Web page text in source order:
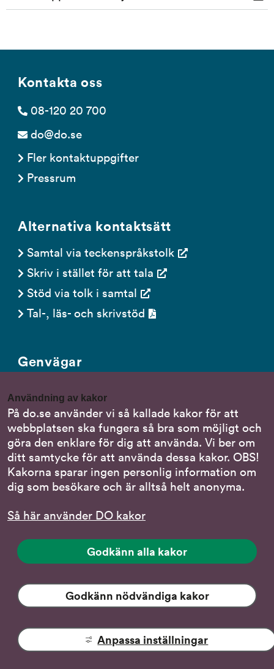
Användning av kakor
På do.se använder vi så kallade kakor för att
webbplatsen ska fungera så bra som möjligt och
göra den enklare för dig att använda. Vi ber om
ditt samtycke för att använda dessa kakor. OBS!
Kakorna sparar ingen personlig information om
dig som besökare och är alltså helt anonyma.
Så här använder DO kakor
Godkänn alla kakor
Godkänn nödvändiga kakor
Anpassa inställningar
ut
Kontakta oss
08-120 20 700
do@do.se
Fler kontaktuppgifter
Pressrum
Alternativa kontaktsätt
Samtal via teckenspråkstolk
Skriv i stället för att tala
Stöd via tolk i samtal
Tal-, läs- och skrivstöd
Genvägar
Nationella minoritetsspråk
Om DO:s webbplats
Behandling av personuppgifter
Följ oss
DO på LinkedIn
på
LinkedIn,
till
annan
DO på Instagram
(DO
Instagram,
länk
till
annan
webbplats)
(DO
på
Facebook,
till
annan
DO på YouTube
(DO:s
kanal,
länk
Tillgänglighet